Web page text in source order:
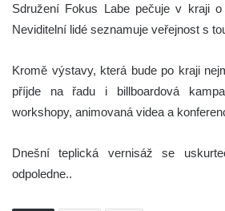
Sdružení Fokus Labe pečuje v kraji
Neviditelní lidé seznamuje veřejnost s
Kromě výstavy, která bude po kraji
příjde na řadu i billboardová
workshopy, animovaná videa a
Dnešní teplická vernisáž se
odpoledne..